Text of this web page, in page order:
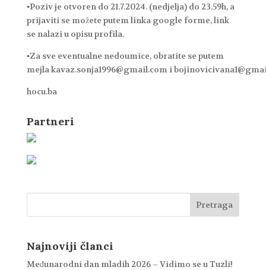
▪Poziv je otvoren do 21.7.2024. (nedjelja) do 23.59h, a
prijaviti se možete putem linka google forme, link
se nalazi u opisu profila.
▪Za sve eventualne nedoumice, obratite se putem
mejla kavaz.sonja1996@gmail.com i
hocu.ba
Partneri
Najnoviji članci
Međunarodni dan mladih 2026 – Vidimo se u Tuzli!